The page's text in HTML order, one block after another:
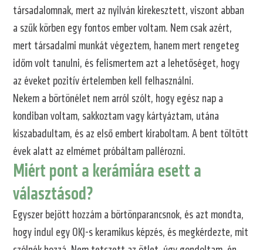
társadalomnak, mert az nyilván kirekesztett, viszont abban
a szűk körben egy fontos ember voltam. Nem csak azért,
mert társadalmi munkát végeztem, hanem mert rengeteg
időm volt tanulni, és felismertem azt a lehetőséget, hogy
az éveket pozitív értelemben kell felhasználni.
Nekem a börtönélet nem arról szólt, hogy egész nap a
kondiban voltam, sakkoztam vagy kártyáztam, utána
kiszabadultam, és az első embert kiraboltam. A bent töltött
évek alatt az elmémet próbáltam pallérozni.
Miért pont a kerámiára esett a
választásod?
Egyszer bejött hozzám a börtönparancsnok, és azt mondta,
hogy indul egy OKJ-s keramikus képzés, és megkérdezte, mit